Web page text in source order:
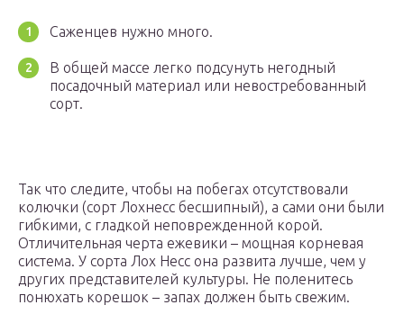
Саженцев нужно много.
В общей массе легко подсунуть негодный
посадочный материал или невостребованный
сорт.
Так что следите, чтобы на побегах отсутствовали
колючки (сорт Лохнесс бесшипный), а сами они были
гибкими, с гладкой неповрежденной корой.
Отличительная черта ежевики – мощная корневая
система. У сорта Лох Несс она развита лучше, чем у
других представителей культуры. Не поленитесь
понюхать корешок – запах должен быть свежим.